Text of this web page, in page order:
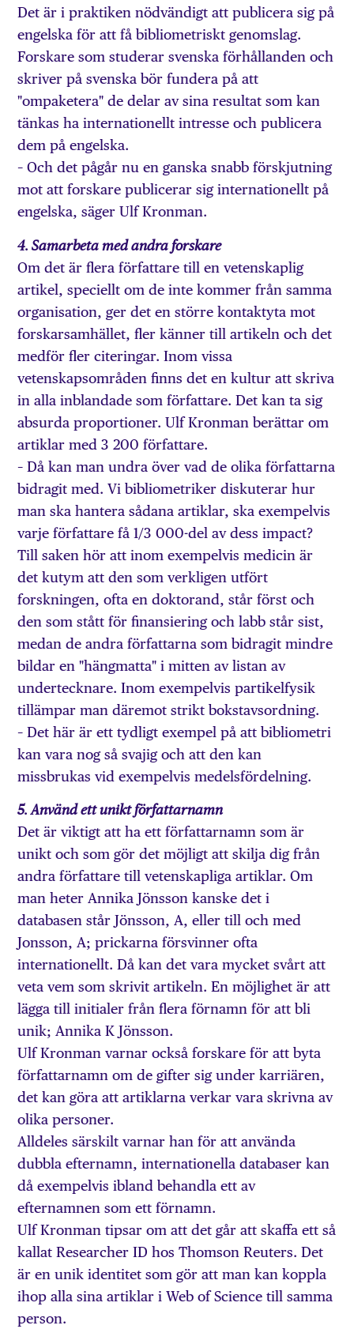
Det är i praktiken nödvändigt att publicera sig på
engelska för att få bibliometriskt genomslag.
Forskare som studerar svenska förhållanden och
skriver på svenska bör fundera på att
"ompaketera" de delar av sina resultat som kan
tänkas ha internationellt intresse och publicera
dem på engelska.
– Och det pågår nu en ganska snabb förskjutning
mot att forskare publicerar sig internationellt på
engelska, säger Ulf Kronman.
4. Samarbeta med andra forskare
Om det är flera författare till en vetenskaplig
artikel, speciellt om de inte kommer från samma
organisation, ger det en större kontaktyta mot
forskarsamhället, fler känner till artikeln och det
medför fler citeringar. Inom vissa
vetenskapsområden finns det en kultur att skriva
in alla inblandade som författare. Det kan ta sig
absurda proportioner. Ulf Kronman berättar om
artiklar med 3 200 författare.
– Då kan man undra över vad de olika författarna
bidragit med. Vi bibliometriker diskuterar hur
man ska hantera sådana artiklar, ska exempelvis
varje författare få 1/3 000-del av dess impact?
Till saken hör att inom exempelvis medicin är
det kutym att den som verkligen utfört
forskningen, ofta en doktorand, står först och
den som stått för finansiering och labb står sist,
medan de andra författarna som bidragit mindre
bildar en "hängmatta" i mitten av listan av
undertecknare. Inom exempelvis partikelfysik
tillämpar man däremot strikt bokstavsordning.
– Det här är ett tydligt exempel på att bibliometri
kan vara nog så svajig och att den kan
missbrukas vid exempelvis medelsfördelning.
5. Använd ett unikt författarnamn
Det är viktigt att ha ett författarnamn som är
unikt och som gör det möjligt att skilja dig från
andra författare till vetenskapliga artiklar. Om
man heter Annika Jönsson kanske det i
databasen står Jönsson, A, eller till och med
Jonsson, A; prickarna försvinner ofta
internationellt. Då kan det vara mycket svårt att
veta vem som skrivit artikeln. En möjlighet är att
lägga till initialer från flera förnamn för att bli
unik; Annika K Jönsson.
Ulf Kronman varnar också forskare för att byta
författarnamn om de gifter sig under karriären,
det kan göra att artiklarna verkar vara skrivna av
olika personer.
Alldeles särskilt varnar han för att använda
dubbla efternamn, internationella databaser kan
då exempelvis ibland behandla ett av
efternamnen som ett förnamn.
Ulf Kronman tipsar om att det går att skaffa ett så
kallat Researcher ID hos Thomson Reuters. Det
är en unik identitet som gör att man kan koppla
ihop alla sina artiklar i Web of Science till samma
person.